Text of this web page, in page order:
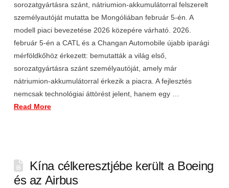
sorozatgyártásra szánt, nátriumion-akkumulátorral felszerelt
személyautóját mutatta be Mongóliában február 5-én. A
modell piaci bevezetése 2026 közepére várható. 2026.
február 5-én a CATL és a Changan Automobile újabb iparági
mérföldkőhöz érkezett: bemutatták a világ első,
sorozatgyártásra szánt személyautóját, amely már
nátriumion-akkumulátorral érkezik a piacra. A fejlesztés
nemcsak technológiai áttörést jelent, hanem egy …
Read More
Kína célkeresztjébe került a Boeing
és az Airbus